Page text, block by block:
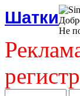
Шатки
Не